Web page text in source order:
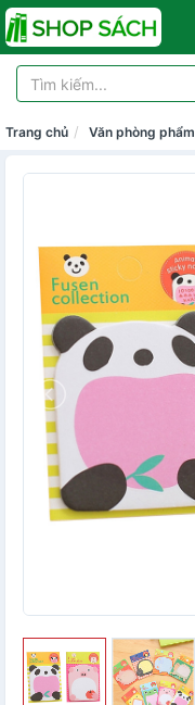
Trang chủ Văn phòng phẩm